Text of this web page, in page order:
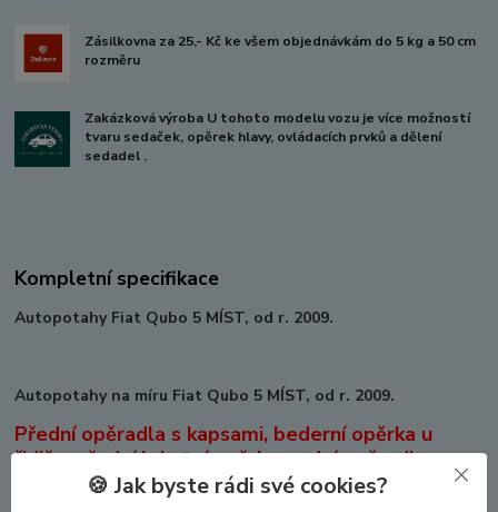
Zásilkovna za 25,- Kč ke všem objednávkám do 5 kg a 50 cm
rozměru
Zakázková výroba U tohoto modelu vozu je více možností
tvaru sedaček, opěrek hlavy, ovládacích prvků a dělení
sedadel .
Kompletní specifikace
Autopotahy Fiat Qubo 5 MÍST, od r. 2009.
Autopotahy na míru Fiat Qubo 5 MÍST, od r. 2009.
Přední opěradla s kapsami, bederní opěrka u
řidiče, přední loketní opěrka, zadní opěradlo a
sedadlo dělene za spolujezdcem, otvory pro 3
🍪 Jak byste rádi své cookies?